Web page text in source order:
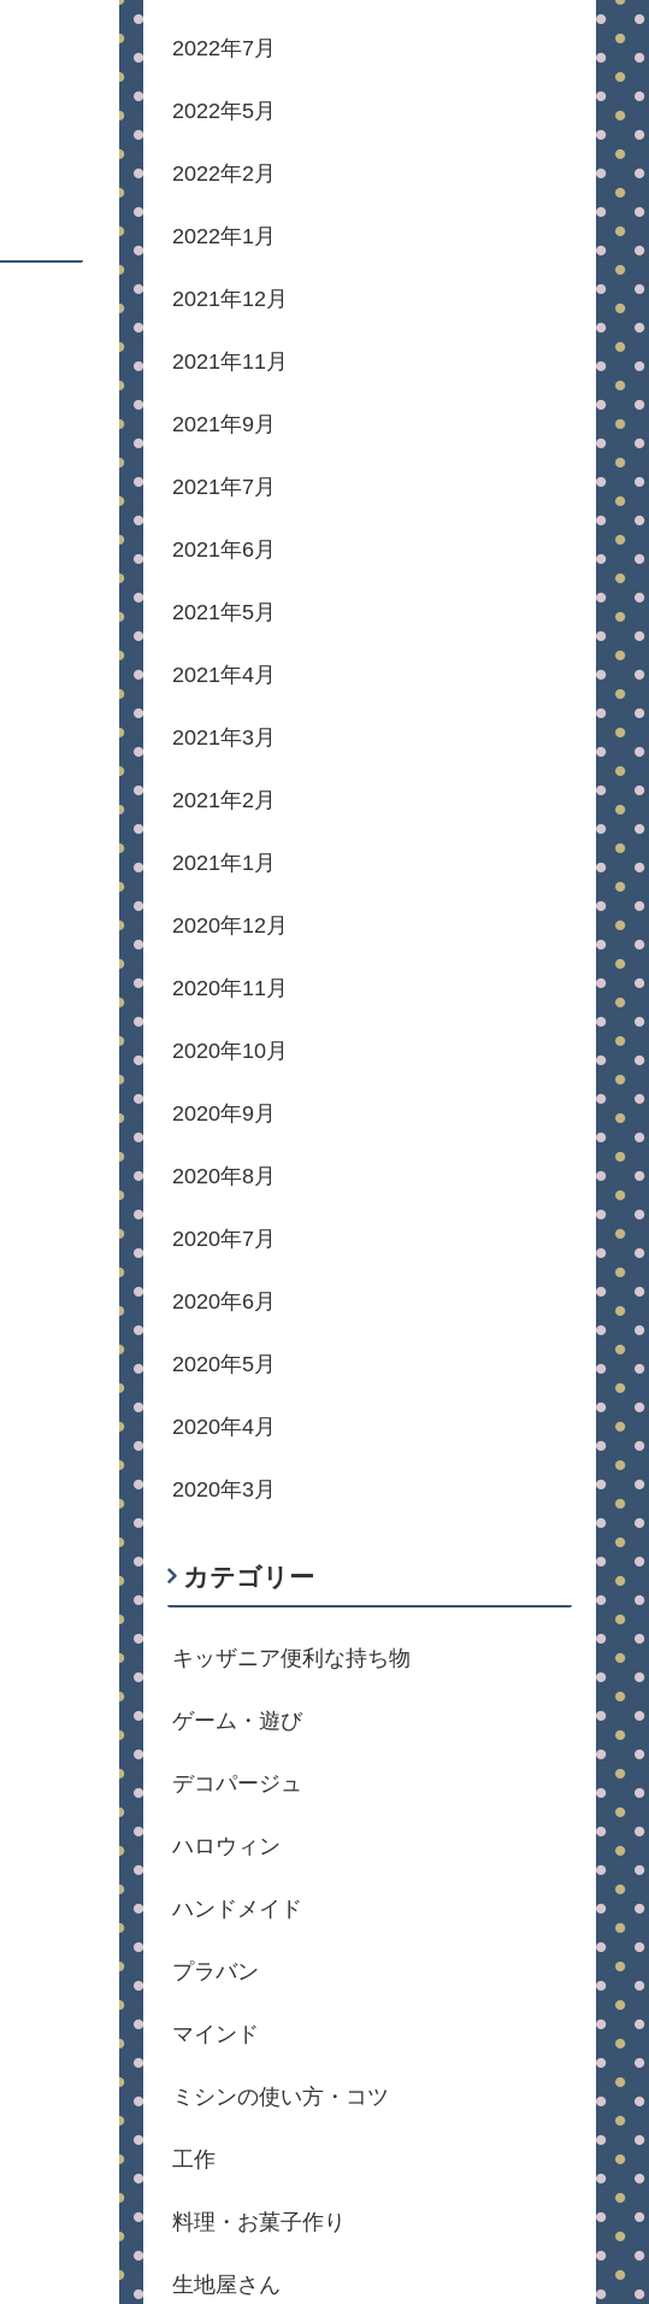
2022年7月
2022年5月
2022年2月
2022年1月
2021年12月
2021年11月
2021年9月
2021年7月
2021年6月
2021年5月
2021年4月
2021年3月
2021年2月
2021年1月
2020年12月
2020年11月
2020年10月
2020年9月
2020年8月
2020年7月
2020年6月
2020年5月
2020年4月
2020年3月
カテゴリー
キッザニア便利な持ち物
ゲーム・遊び
デコパージュ
ハロウィン
ハンドメイド
プラバン
マインド
ミシンの使い方・コツ
工作
料理・お菓子作り
生地屋さん